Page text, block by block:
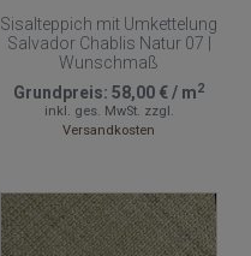
Sisalteppich mit Umkettelung
Salvador Chablis Natur 07 |
Wunschmaß
Grundpreis: 58,00 €/ m2
inkl. ges. MwSt. zzgl.
Versandkosten